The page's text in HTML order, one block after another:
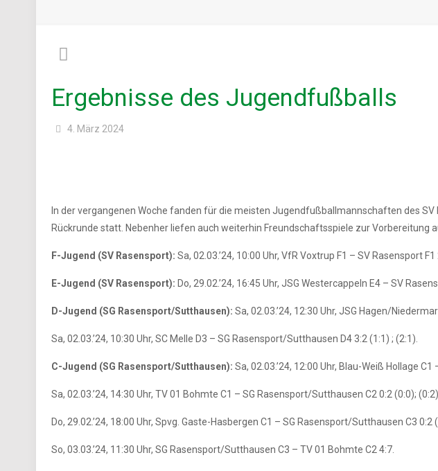
Ergebnisse des Jugendfußballs
4. März 2024
In der vergangenen Woche fanden für die meisten Jugendfußballmannschaften des
Rückrunde statt. Nebenher liefen auch weiterhin Freundschaftsspiele zur Vorbereitung
F-Jugend (SV Rasensport): Sa, 02.03.’24, 10:00 Uhr, VfR Voxtrup F1 – SV Rasensport F1
E-Jugend (SV Rasensport): Do, 29.02.’24, 16:45 Uhr, JSG Westercappeln E4 – SV
D-Jugend (SG Rasensport/Sutthausen): Sa, 02.03.’24, 12:30 Uhr, JSG Hagen/
Sa, 02.03.’24, 10:30 Uhr, SC Melle D3 – SG Rasensport/Sutthausen D4 3:2 (1:1) ; (2:1).
C-Jugend (SG Rasensport/Sutthausen): Sa, 02.03.’24, 12:00 Uhr, Blau-Weiß Hollage
Sa, 02.03.’24, 14:30 Uhr, TV 01 Bohmte C1 – SG Rasensport/Sutthausen C2 0:2 (0:0); (0:2).
Do, 29.02.’24, 18:00 Uhr, Spvg. Gaste-Hasbergen C1 – SG Rasensport/Sutthausen C3 0:2
So, 03.03.’24, 11:30 Uhr, SG Rasensport/Sutthausen C3 – TV 01 Bohmte C2 4:7.